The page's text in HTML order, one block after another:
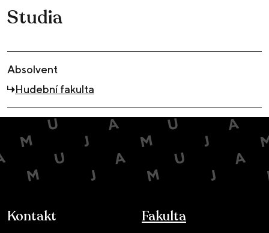
Studia
Absolvent
Hudební fakulta
Kontakt Fakulta